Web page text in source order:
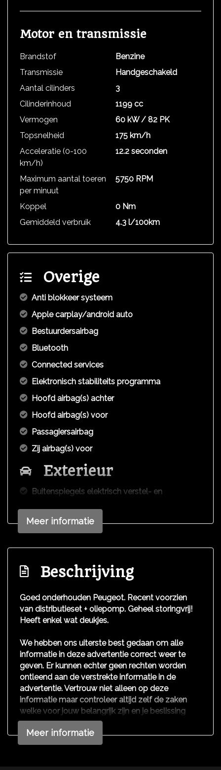
Motor en transmissie
Brandstof
Benzine
Transmissie
Handgeschakeld
Aantal cilinders
3
Cilinderinhoud
1199 cc
Vermogen
60 kW / 82 PK
Topsnelheid
175 km/h
Acceleratie (0-100
km/h)
12.2 seconden
Maximum aantal toeren
per minuut
5750 RPM
Koppel
0 Nm
Gemiddeld verbruik
4.3 l/100km
Overige
Anti blokkeer systeem
Apple carplay/android auto
Bestuurdersairbag
Bluetooth
Connected services
Elektronisch stabiliteits programma
Hoofd airbag(s) achter
Hoofd airbag(s) voor
Passagiersairbag
Zij airbag(s) voor
Exterieur
Buitenspiegels elektrisch verstel- en
Buitenspiegels in carrosseriekleur
Led dagrijverlichting
Parkeersensor achter
Interieur
Achterbank in delen neerklapbaar
Airco
Armsteun voor
Bestuurdersstoel in hoogte verstelbaar
Elektrische ramen voor
Stuur verstelbaar
Stuurbekrachtiging
Meer informatie
Beschrijving
Goed onderhouden Peugeot. Recent voorzien
van distributieset + oliepomp. Geheel storingvrij!
Heeft enkel wat deukjes.
We hebben ons uiterste best gedaan om alle
informatie in deze advertentie correct weer te
geven. Er kunnen echter geen rechten worden
ontleend aan de verstrekte informatie in de
advertentie. Vertrouw niet alleen op deze
informatie maar controleer altijd zelf de zaken
welke voor jouw belangrijk zijn en je beslissing
zouden kunnen beïnvloeden. Neem contact op
met de verkoper voor aanvullende vragen.
Meer informatie